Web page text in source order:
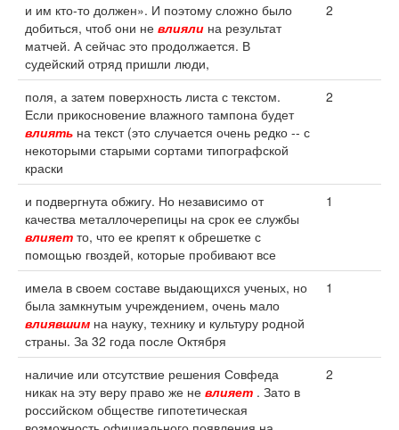
и им кто-то должен». И поэтому сложно было
добиться, чтоб они не влияли на результат
матчей. А сейчас это продолжается. В
судейский отряд пришли люди,
2
поля, а затем поверхность листа с текстом.
Если прикосновение влажного тампона будет
влиять на текст (это случается очень редко -- с
некоторыми старыми сортами типографской
краски
2
и подвергнута обжигу. Но независимо от
качества металлочерепицы на срок ее службы
влияет то, что ее крепят к обрешетке с
помощью гвоздей, которые пробивают все
1
имела в своем составе выдающихся ученых, но
была замкнутым учреждением, очень мало
влиявшим на науку, технику и культуру родной
страны. За 32 года после Октября
1
наличие или отсутствие решения Совфеда
никак на эту веру право же не влияет . Зато в
российском обществе гипотетическая
2